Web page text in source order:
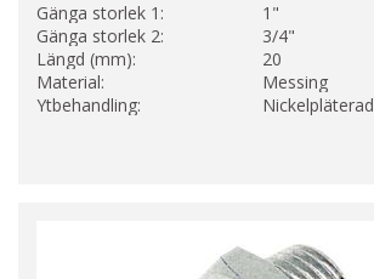
Gänga storlek 1:
1"
Gänga storlek 2:
3/4"
Längd (mm):
20
Material:
Messing
Ytbehandling:
Nickelpläterad